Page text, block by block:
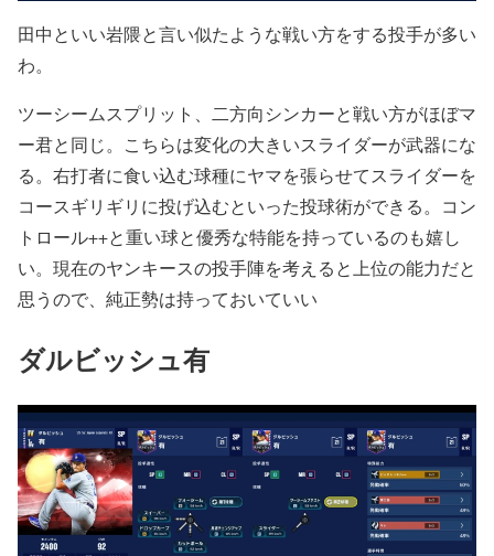
田中といい岩隈と言い似たような戦い方をする投手が多い
わ。
ツーシームスプリット、二方向シンカーと戦い方がほぼマ
ー君と同じ。こちらは変化の大きいスライダーが武器にな
る。右打者に食い込む球種にヤマを張らせてスライダーを
コースギリギリに投げ込むといった投球術ができる。コン
トロール++と重い球と優秀な特能を持っているのも嬉し
い。現在のヤンキースの投手陣を考えると上位の能力だと
思うので、純正勢は持っておいていい
ダルビッシュ有